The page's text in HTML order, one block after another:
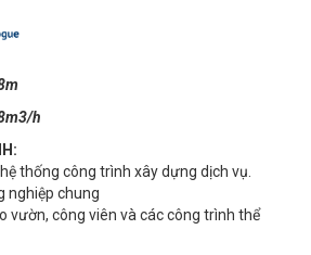
h
thống công trình xây dựng dịch vụ.
nghiệp chung
vườn, công viên và các công trình thể